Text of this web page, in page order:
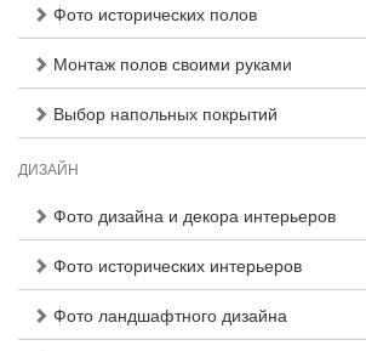
Фото исторических полов
Монтаж полов своими руками
Выбор напольных покрытий
ДИЗАЙН
Фото дизайна и декора интерьеров
Фото исторических интерьеров
Фото ландшафтного дизайна